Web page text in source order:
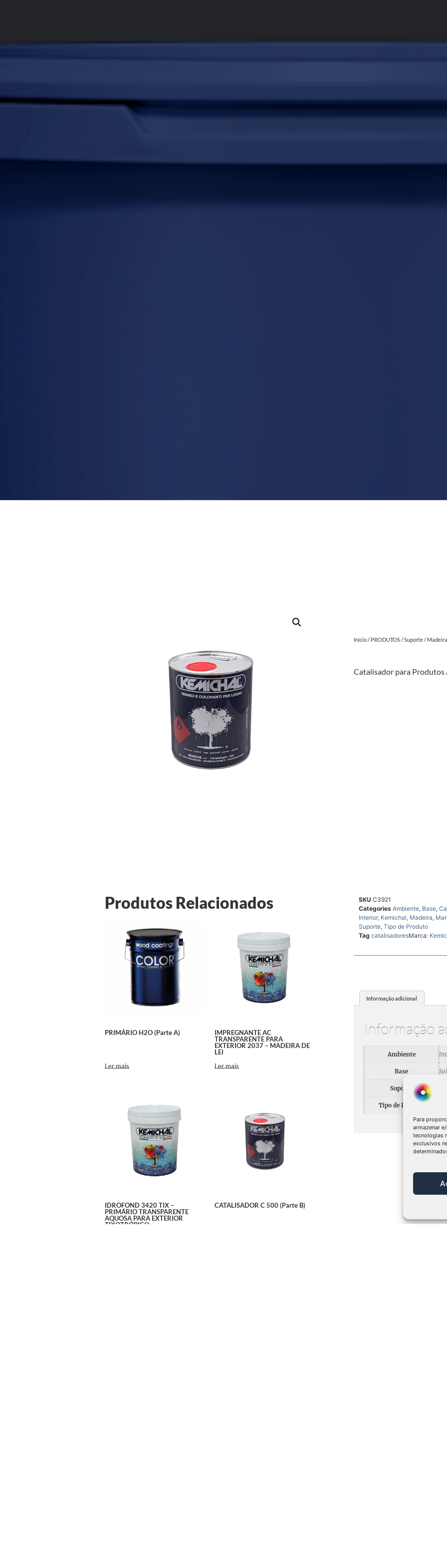
Para
armazenar
tecnologias
exclusivos
Início/ PRODUTOS/Suporte/ Madeira
Catalisador para Produtos
Produtos Relacionados
PRIMÁRIO H2O (Parte A)
Ler mais
IMPREGNANTE AC
TRANSPARENTE PARA
EXTERIOR 2037 – MADEIRA DE
LEI
Ler mais
IDROFOND 3420 TIX –
PRIMÁRIO TRANSPARENTE
AQUOSA PARA EXTERIOR
TIXOTRÓPICO
CATALISADOR C 500 (Parte B)
SKUC3921
Categories Ambiente, Base,
Interior, Kemichal, Madeira,
Suporte,Tipo de Produto
Tag catalisadoresMarca:
Informação adicional
Informação
Ambiente
Base
Suporte
Tipo de Produto